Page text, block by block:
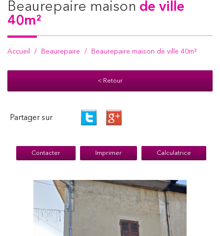
beaurepaire maison de ville
40m²
Accueil Beaurepaire Beaurepaire maison de ville 40m²
< Retour
Partager sur
Contacter Imprimer Calculatrice